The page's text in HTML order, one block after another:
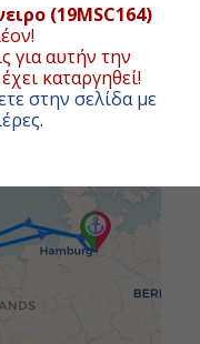
(19MSC164)
για αυτήν την
καταργηθεί!
στην σελίδα με
.
Γαλλία
Τετάρτη
Αγγλία